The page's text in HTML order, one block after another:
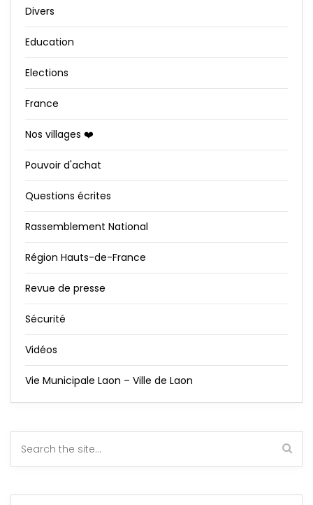
Divers
Education
Elections
France
Nos villages ❤️
Pouvoir d'achat
Questions écrites
Rassemblement National
Région Hauts-de-France
Revue de presse
Sécurité
Vidéos
Vie Municipale Laon – Ville de Laon